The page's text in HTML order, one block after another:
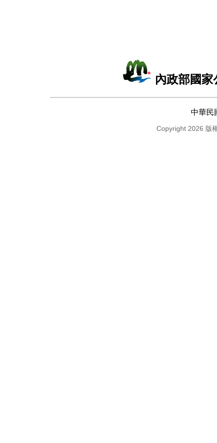
內政部國
中華民
Copyright 2026 版